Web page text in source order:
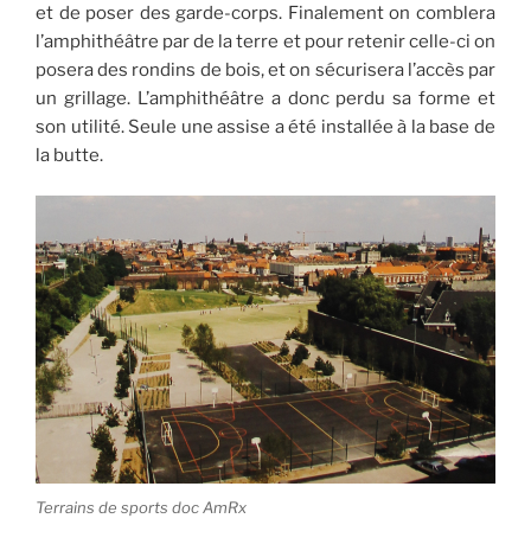
et de poser des garde-corps. Finalement on comblera
l’amphithéâtre par de la terre et pour retenir celle-ci on
posera des rondins de bois, et on sécurisera l’accès par
un grillage. L’amphithéâtre a donc perdu sa forme et
son utilité. Seule une assise a été installée à la base de
la butte.
Terrains de sports doc AmRx